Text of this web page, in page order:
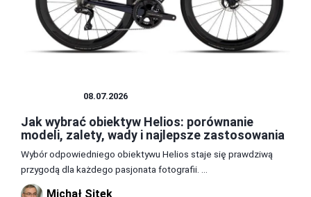
08.07.2026
Jak wybrać obiektyw Helios: porównanie
modeli, zalety, wady i najlepsze zastosowania
Wybór odpowiedniego obiektywu Helios staje się prawdziwą
przygodą dla każdego pasjonata fotografii. ...
Michał Sitek